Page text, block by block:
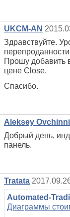
UKCM-AN
Здравствуйте.
Прошу добавить
цене Close.
Спасибо.
Aleksey
Добрый день,
панель.
Tratata
Automated-
Диаграммы